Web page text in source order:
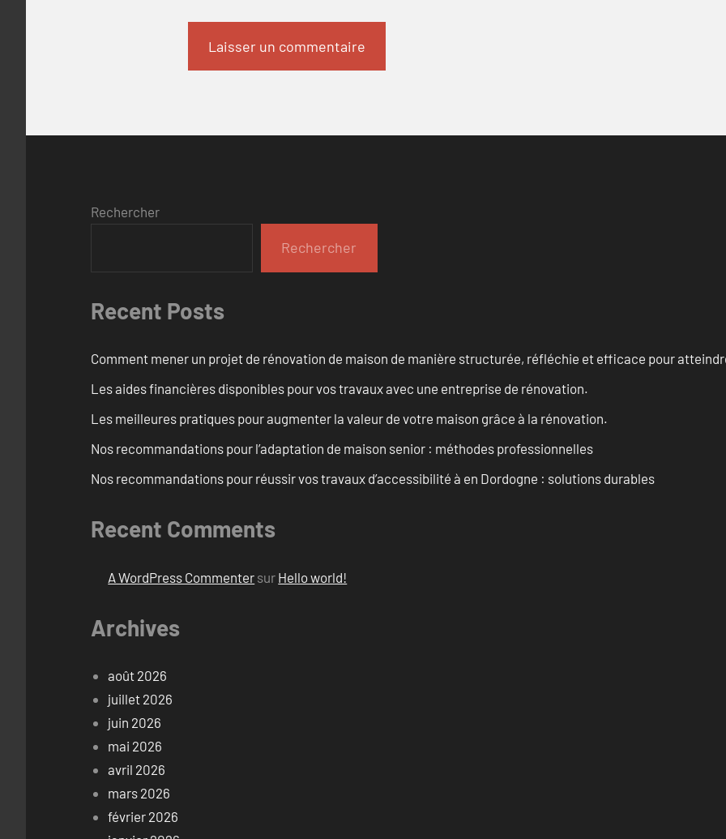
Rechercher
Rechercher
Recent Posts
Comment mener un projet de rénovation de maison de manière structurée, réfléchie et efficace pour
Les aides financières disponibles pour vos travaux avec une entreprise de rénovation.
Les meilleures pratiques pour augmenter la valeur de votre maison grâce à la rénovation.
Nos recommandations pour l’adaptation de maison senior : méthodes professionnelles
Nos recommandations pour réussir vos travaux d’accessibilité à en Dordogne : solutions durables
Recent Comments
A WordPress Commenter sur Hello world!
Archives
août 2026
juillet 2026
juin 2026
mai 2026
avril 2026
mars 2026
février 2026